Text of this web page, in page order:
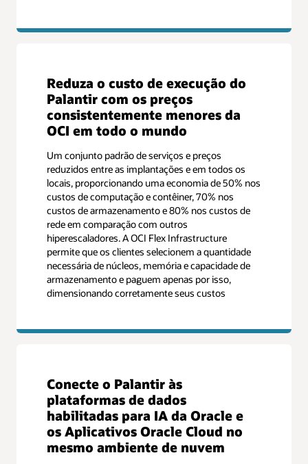
Reduza o custo de execução do
Palantir com os preços
consistentemente menores da
OCI em todo o mundo
Um conjunto padrão de serviços e preços
reduzidos entre as implantações e em todos os
locais, proporcionando uma economia de 50% nos
custos de computação e contêiner, 70% nos
custos de armazenamento e 80% nos custos de
rede em comparação com outros
hiperescaladores. A OCI Flex Infrastructure
permite que os clientes selecionem a quantidade
necessária de núcleos, memória e capacidade de
armazenamento e paguem apenas por isso,
dimensionando corretamente seus custos
Conecte o Palantir às
plataformas de dados
habilitadas para IA da Oracle e
os Aplicativos Oracle Cloud no
mesmo ambiente de nuvem